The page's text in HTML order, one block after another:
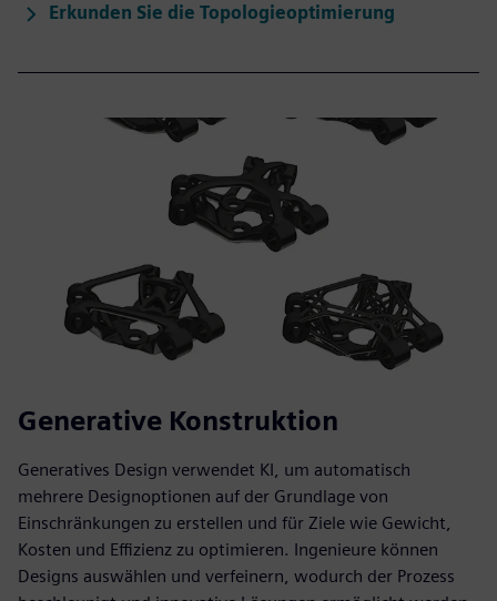
Erkunden Sie die Topologieoptimierung
Generative Konstruktion
Generatives Design verwendet KI, um automatisch
mehrere Designoptionen auf der Grundlage von
Einschränkungen zu erstellen und für Ziele wie Gewicht,
Kosten und Effizienz zu optimieren. Ingenieure können
Designs auswählen und verfeinern, wodurch der Prozess